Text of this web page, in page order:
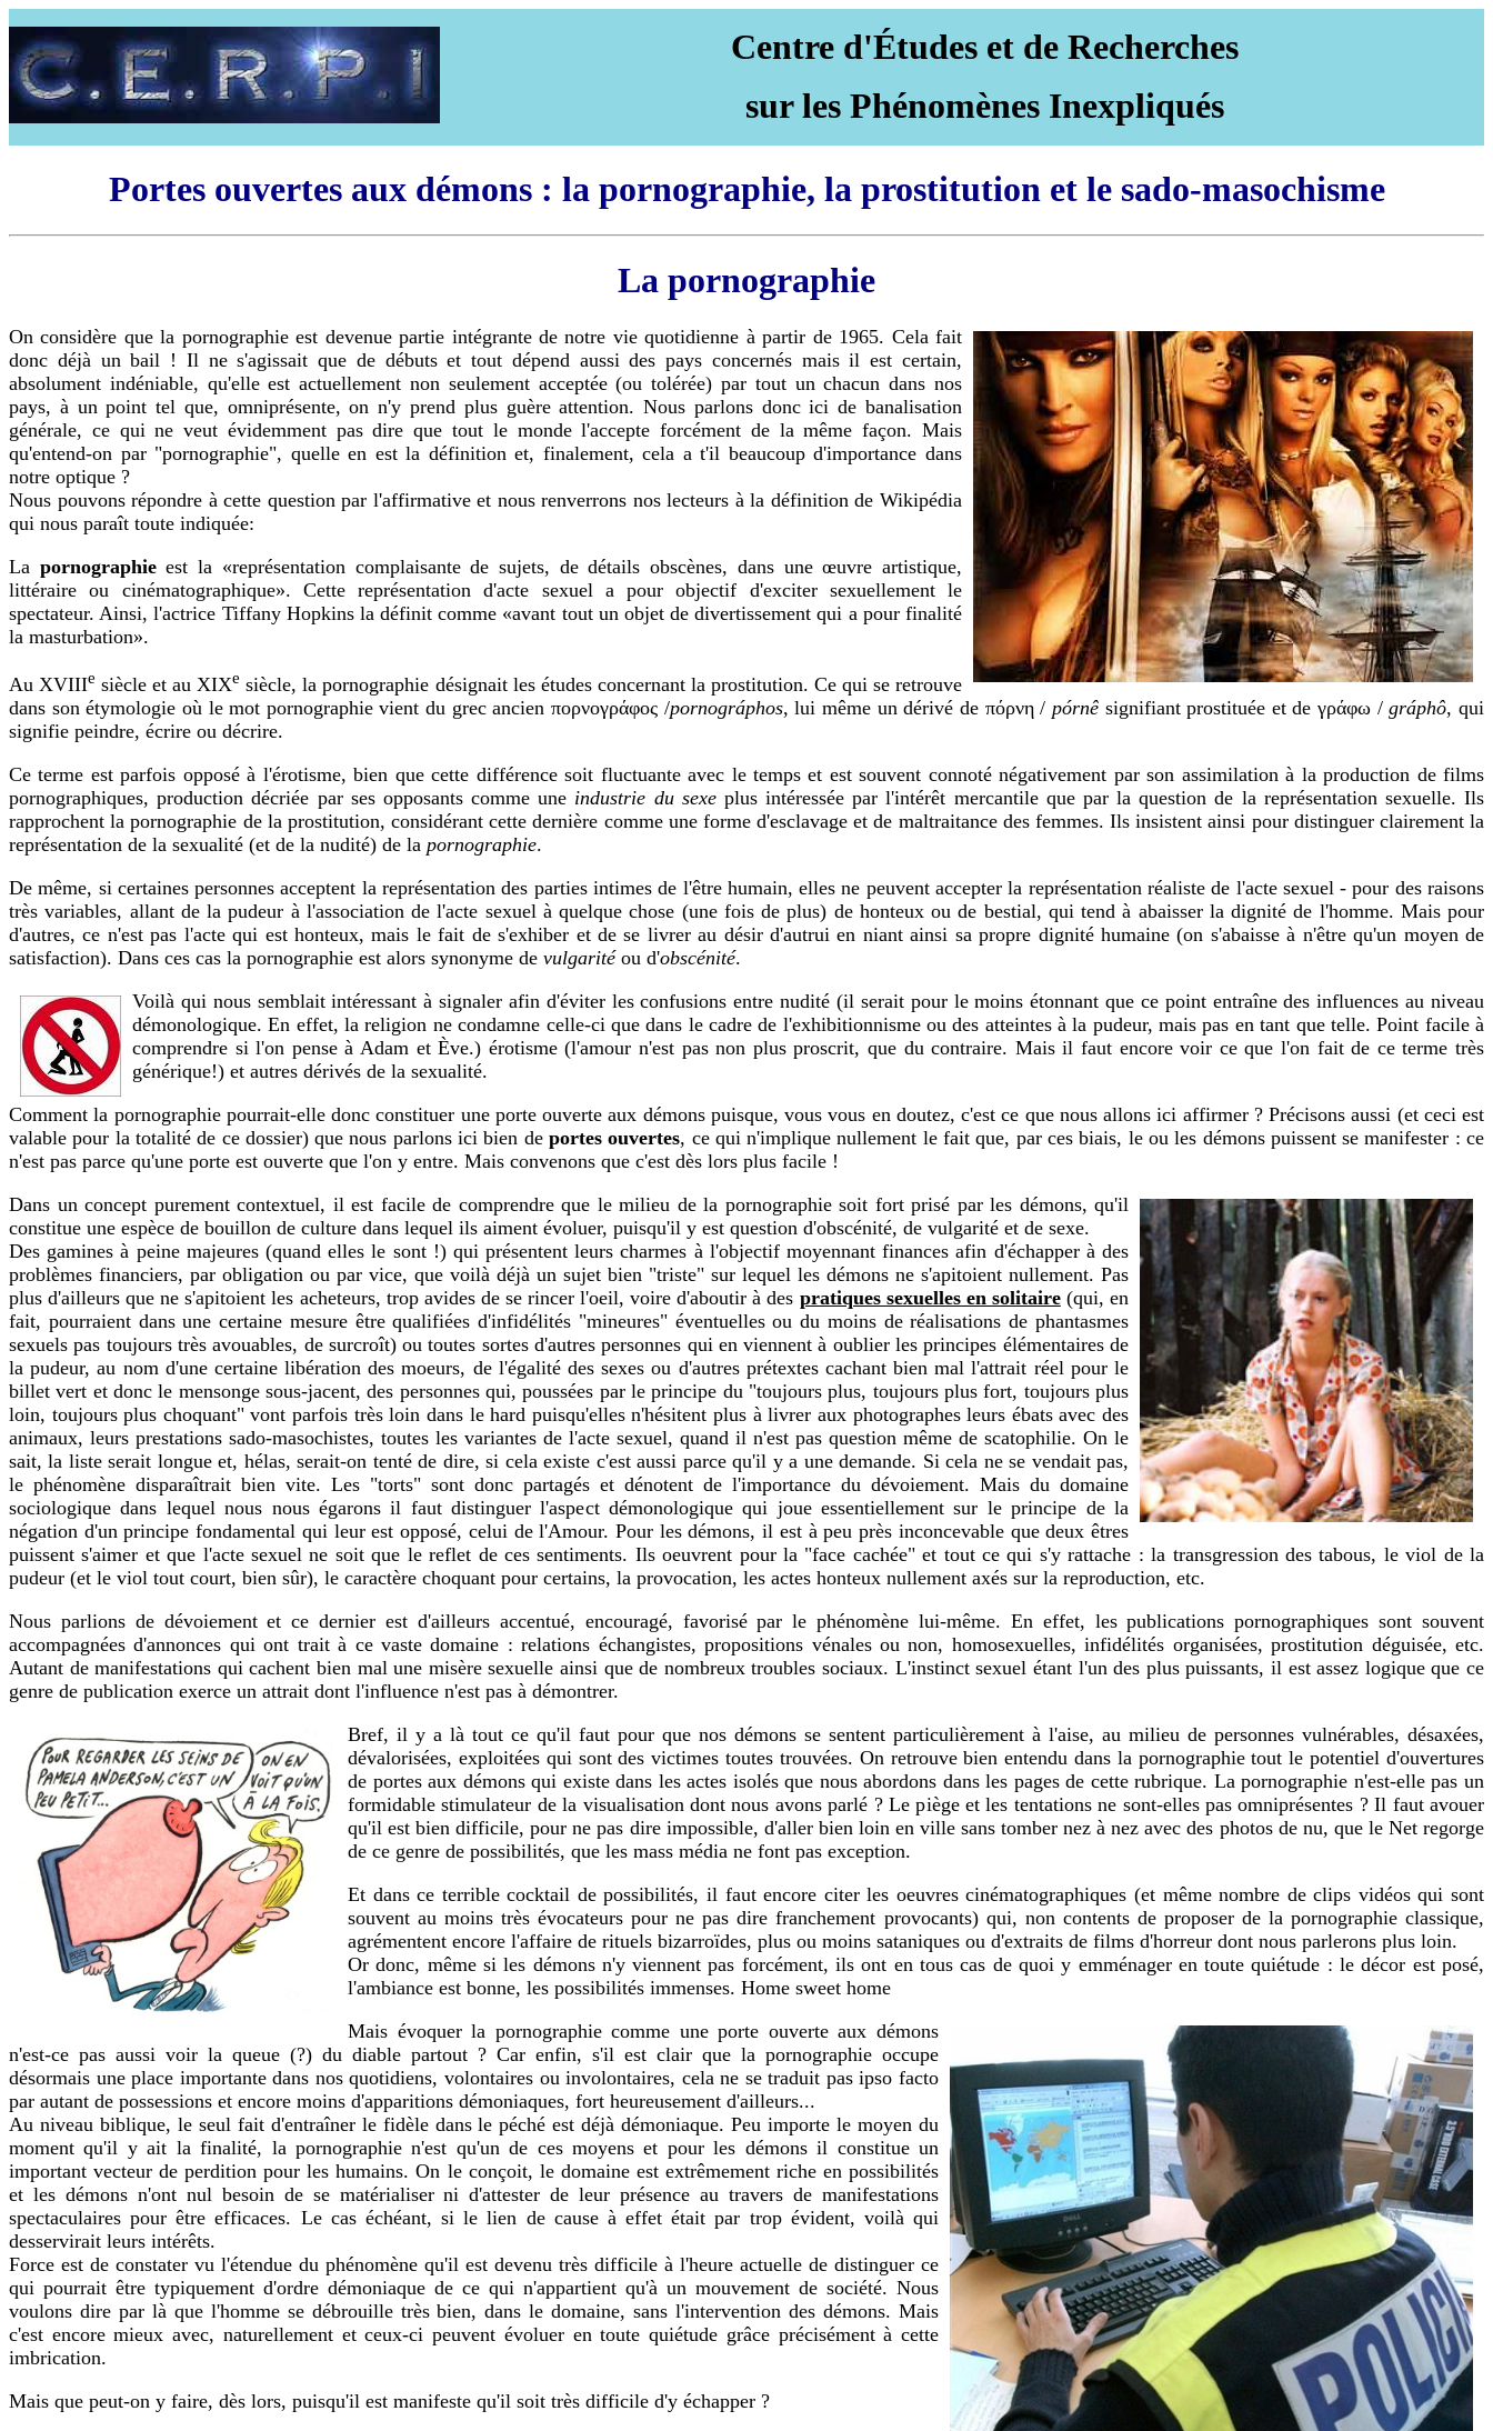
Centre d'Études et de Recherches
sur les Phénomènes Inexpliqués
Portes ouvertes aux démons : la pornographie, la prostitution et le sado-masochisme
La pornographie
On considère que la pornographie est devenue partie intégrante de notre vie quotidienne à partir de 1965. Cela fait
donc déjà un bail ! Il ne s'agissait que de débuts et tout dépend aussi des pays concernés mais il est certain,
absolument indéniable, qu'elle est actuellement non seulement acceptée (ou tolérée) par tout un chacun dans nos
pays, à un point tel que, omniprésente, on n'y prend plus guère attention. Nous parlons donc ici de banalisation
générale, ce qui ne veut évidemment pas dire que tout le monde l'accepte forcément de la même façon. Mais
qu'entend-on par "pornographie", quelle en est la définition et, finalement, cela a t'il beaucoup d'importance dans
notre optique ?
Nous pouvons répondre à cette question par l'affirmative et nous renverrons nos lecteurs à la définition de Wikipédia
qui nous paraît toute indiquée:
La pornographieest la «représentation complaisante de sujets, de détails obscènes, dans une œuvre artistique,
littéraire ou cinématographique». Cette représentation d'acte sexuel a pour objectif d'exciter sexuellement le
spectateur. Ainsi, l'actrice Tiffany Hopkins la définit comme «avant tout un objet de divertissement qui a pour finalité
la masturbation».
Au XVIIIe siècle et au XIXe siècle, la pornographie désignait les études concernant la prostitution. Ce qui se retrouve
dans son étymologie où le mot pornographie vient du grec ancien πορνογράφος /pornográphos, lui même un dérivé de πόρνη/ pórnêsignifiant prostituée et deγράφω /gráphô, qui
signifie peindre, écrire ou décrire.
Ce terme est parfois opposé à l'érotisme, bien que cette différence soit fluctuante avec le temps et est souvent connoté négativement par son assimilation à la production de films
pornographiques, production décriée par ses opposants comme une industrie du sexeplus intéressée par l'intérêt mercantile que par la question de la représentation sexuelle. Ils
rapprochent la pornographie de la prostitution, considérant cette dernière comme une forme d'esclavage et de maltraitance des femmes. Ils insistent ainsi pour distinguer clairement la
représentation de la sexualité (et de la nudité) de la pornographie.
De même, si certaines personnes acceptent la représentation des parties intimes de l'être humain, elles ne peuvent accepter la représentation réaliste de l'acte sexuel - pour des raisons
très variables, allant de la pudeur à l'association de l'acte sexuel à quelque chose (une fois de plus) de honteux ou de bestial, qui tend à abaisser la dignité de l'homme. Mais pour
d'autres, ce n'est pas l'acte qui est honteux, mais le fait de s'exhiber et de se livrer au désir d'autrui en niant ainsi sa propre dignité humaine (on s'abaisse à n'être qu'un moyen de
satisfaction). Dans ces cas la pornographie est alors synonyme de vulgaritéou d'obscénité.
Voilà qui nous semblait intéressant à signaler afin d'éviter les confusions entre nudité (il serait pour le moins étonnant que ce point entraîne des influences au niveau
démonologique. En effet, la religion ne condamne celle-ci que dans le cadre de l'exhibitionnisme ou des atteintes à la pudeur, mais pas en tant que telle. Point facile à
comprendre si l'on pense à Adam et Ève.) érotisme (l'amour n'est pas non plus proscrit, que du contraire. Mais il faut encore voir ce que l'on fait de ce terme très
générique!) et autres dérivés de la sexualité.
Comment la pornographie pourrait-elle donc constituer une porte ouverte aux démons puisque, vous vous en doutez, c'est ce que nous allons ici affirmer ? Précisons aussi (et ceci est
valable pour la totalité de ce dossier) que nous parlons ici bien de portes ouvertes, ce qui n'implique nullement le fait que, par ces biais, le ou les démons puissent se manifester : ce
n'est pas parce qu'une porte est ouverte que l'on y entre. Mais convenons que c'est dès lors plus facile !
Dans un concept purement contextuel, il est facile de comprendre que le milieu de la pornographie soit fort prisé par les démons, qu'il
constitue une espèce de bouillon de culture dans lequel ils aiment évoluer, puisqu'il y est question d'obscénité, de vulgarité et de sexe.
Des gamines à peine majeures (quand elles le sont !) qui présentent leurs charmes à l'objectif moyennant finances afin d'échapper à des
problèmes financiers, par obligation ou par vice, que voilà déjà un sujet bien "triste" sur lequel les démons ne s'apitoient nullement. Pas
plus d'ailleurs que ne s'apitoient les acheteurs, trop avides de se rincer l'oeil, voire d'aboutir à des pratiques sexuelles en solitaire(qui, en
fait, pourraient dans une certaine mesure être qualifiées d'infidélités "mineures" éventuelles ou du moins de réalisations de phantasmes
sexuels pas toujours très avouables, de surcroît) ou toutes sortes d'autres personnes qui en viennent à oublier les principes élémentaires de
la pudeur, au nom d'une certaine libération des moeurs, de l'égalité des sexes ou d'autres prétextes cachant bien mal l'attrait réel pour le
billet vert et donc le mensonge sous-jacent, des personnes qui, poussées par le principe du "toujours plus, toujours plus fort, toujours plus
loin, toujours plus choquant" vont parfois très loin dans le hard puisqu'elles n'hésitent plus à livrer aux photographes leurs ébats avec des
animaux, leurs prestations sado-masochistes, toutes les variantes de l'acte sexuel, quand il n'est pas question même de scatophilie. On le
sait, la liste serait longue et, hélas, serait-on tenté de dire, si cela existe c'est aussi parce qu'il y a une demande. Si cela ne se vendait pas,
le phénomène disparaîtrait bien vite. Les "torts" sont donc partagés et dénotent de l'importance du dévoiement. Mais du domaine
sociologique dans lequel nous nous égarons il faut distinguer l'aspect démonologique qui joue essentiellement sur le principe de la
négation d'un principe fondamental qui leur est opposé, celui de l'Amour. Pour les démons, il est à peu près inconcevable que deux êtres
puissent s'aimer et que l'acte sexuel ne soit que le reflet de ces sentiments. Ils oeuvrent pour la "face cachée" et tout ce qui s'y rattache : la transgression des tabous, le viol de la
pudeur (et le viol tout court, bien sûr), le caractère choquant pour certains, la provocation, les actes honteux nullement axés sur la reproduction, etc.
Nous parlions de dévoiement et ce dernier est d'ailleurs accentué, encouragé, favorisé par le phénomène lui-même. En effet, les publications pornographiques sont souvent
accompagnées d'annonces qui ont trait à ce vaste domaine : relations échangistes, propositions vénales ou non, homosexuelles, infidélités organisées, prostitution déguisée, etc.
Autant de manifestations qui cachent bien mal une misère sexuelle ainsi que de nombreux troubles sociaux. L'instinct sexuel étant l'un des plus puissants, il est assez logique que ce
genre de publication exerce un attrait dont l'influence n'est pas à démontrer.
Bref, il y a là tout ce qu'il faut pour que nos démons se sentent particulièrement à l'aise, au milieu de personnes vulnérables, désaxées,
dévalorisées, exploitées qui sont des victimes toutes trouvées. On retrouve bien entendu dans la pornographie tout le potentiel d'ouvertures
de portes aux démons qui existe dans les actes isolés que nous abordons dans les pages de cette rubrique. La pornographie n'est-elle pas un
formidable stimulateur de la visualisation dont nous avons parlé ? Le piège et les tentations ne sont-elles pas omniprésentes ? Il faut avouer
qu'il est bien difficile, pour ne pas dire impossible, d'aller bien loin en ville sans tomber nez à nez avec des photos de nu, que le Net regorge
de ce genre de possibilités, que les mass média ne font pas exception.
Et dans ce terrible cocktail de possibilités, il faut encore citer les oeuvres cinématographiques (et même nombre de clips vidéos qui sont
souvent au moins très évocateurs pour ne pas dire franchement provocants) qui, non contents de proposer de la pornographie classique,
agrémentent encore l'affaire de rituels bizarroïdes, plus ou moins sataniques ou d'extraits de films d'horreur dont nous parlerons plus loin.
Or donc, même si les démons n'y viennent pas forcément, ils ont en tous cas de quoi y emménager en toute quiétude : le décor est posé,
l'ambiance est bonne, les possibilités immenses. Home sweet home
Mais évoquer la pornographie comme une porte ouverte aux démons
n'est-ce pas aussi voir la queue (?) du diable partout ? Car enfin, s'il est clair que la pornographie occupe
désormais une place importante dans nos quotidiens, volontaires ou involontaires, cela ne se traduit pas ipso facto
par autant de possessions et encore moins d'apparitions démoniaques, fort heureusement d'ailleurs...
Au niveau biblique, le seul fait d'entraîner le fidèle dans le péché est déjà démoniaque. Peu importe le moyen du
moment qu'il y ait la finalité, la pornographie n'est qu'un de ces moyens et pour les démons il constitue un
important vecteur de perdition pour les humains. On le conçoit, le domaine est extrêmement riche en possibilités
et les démons n'ont nul besoin de se matérialiser ni d'attester de leur présence au travers de manifestations
spectaculaires pour être efficaces. Le cas échéant, si le lien de cause à effet était par trop évident, voilà qui
desservirait leurs intérêts.
Force est de constater vu l'étendue du phénomène qu'il est devenu très difficile à l'heure actuelle de distinguer ce
qui pourrait être typiquement d'ordre démoniaque de ce qui n'appartient qu'à un mouvement de société. Nous
voulons dire par là que l'homme se débrouille très bien, dans le domaine, sans l'intervention des démons. Mais
c'est encore mieux avec, naturellement et ceux-ci peuvent évoluer en toute quiétude grâce précisément à cette
imbrication.
Mais que peut-on y faire, dès lors, puisqu'il est manifeste qu'il soit très difficile d'y échapper ?